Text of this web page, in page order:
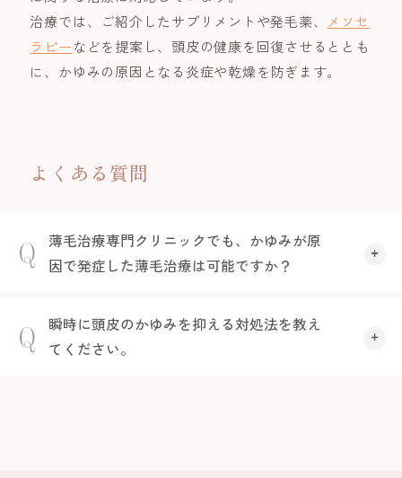
治療では、ご紹介したサプリメントや発毛薬、 メソセ
ラピーなどを提案し、頭皮の健康を回復させるととも
に、かゆみの原因となる炎症や乾燥を防ぎます。
よくある質問
Q
薄毛治療専門クリニックでも、かゆみが原
因で発症した薄毛治療は可能ですか？
A
ウィルAGAクリニックレディースでは、か
ゆみが原因で発症した薄毛治療も承ってお
Q
瞬時に頭皮のかゆみを抑える対処法を教え
てください。